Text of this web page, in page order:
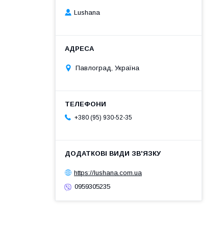
Lushana
Павлоград, Україна
+380 (95) 930-52-35
https://lushana.com.ua
0959305235